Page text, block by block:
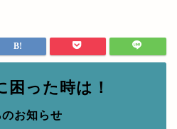
困った時は！
お知らせ